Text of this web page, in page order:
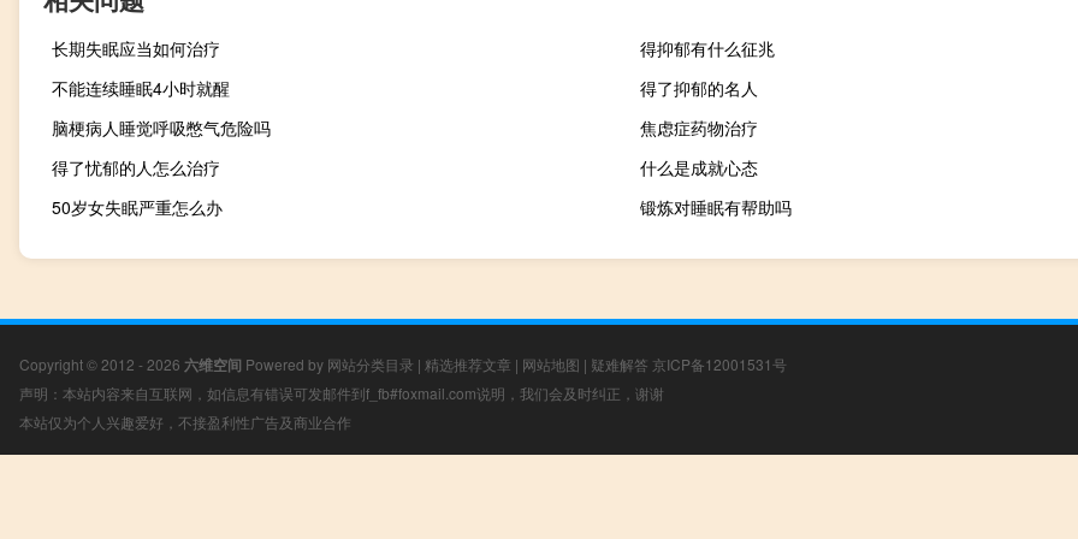
长期失眠应当如何治疗
得抑郁有什么征兆
不能连续睡眠4小时就醒
得了抑郁的名人
脑梗病人睡觉呼吸憋气危险吗
焦虑症药物治疗
得了忧郁的人怎么治疗
什么是成就心态
50岁女失眠严重怎么办
锻炼对睡眠有帮助吗
Copyright © 2012 - 2026 六维空间 Powered by 网站分类目录 | 精选推荐文章 | 网站地图 | 疑难解答 京ICP备12001531号
声明：本站内容来自互联网，如信息有错误可发邮件到f_fb#foxmail.com说明，我们会及时纠正，谢谢
本站仅为个人兴趣爱好，不接盈利性广告及商业合作